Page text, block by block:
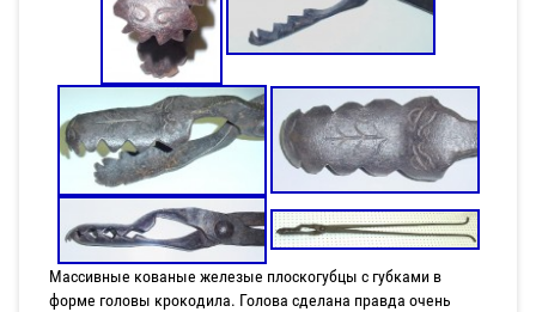
Массивные кованые железые плоскогубцы с губками в
форме головы крокодила. Голова сделана правда очень